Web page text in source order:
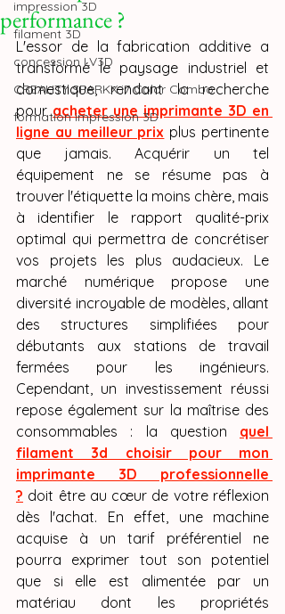
impression 3D
filament 3D
concession LV3D
CREALITY SPARKX i7 Color Combo
formation impression 3D
performance ?
L'essor de la fabrication additive a
transformé le paysage industriel et
domestique, rendant la recherche
pour acheter une imprimante 3D en
ligne au meilleur prix plus pertinente
que jamais. Acquérir un tel
équipement ne se résume pas à
trouver l'étiquette la moins chère, mais
à identifier le rapport qualité-prix
optimal qui permettra de concrétiser
vos projets les plus audacieux. Le
marché numérique propose une
diversité incroyable de modèles, allant
des structures simplifiées pour
débutants aux stations de travail
fermées pour les ingénieurs.
Cependant, un investissement réussi
repose également sur la maîtrise des
consommables : la question quel
filament 3d choisir pour mon
imprimante 3D professionnelle
? doit être au cœur de votre réflexion
dès l'achat. En effet, une machine
acquise à un tarif préférentiel ne
pourra exprimer tout son potentiel
que si elle est alimentée par un
matériau dont les propriétés